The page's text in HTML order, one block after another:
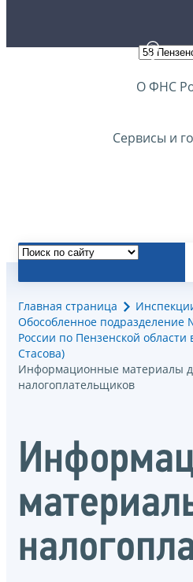
О ФНС
Сервисы и
Главная страница
Обособленное
России по Пензенской области
Стасова)
Информационные материалы
налогоплательщиков